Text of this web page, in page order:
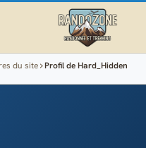
du site Profil de Hard_Hidden